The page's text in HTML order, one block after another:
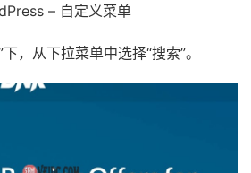
– 自定义菜单
，从下拉菜单中选择“搜索”。